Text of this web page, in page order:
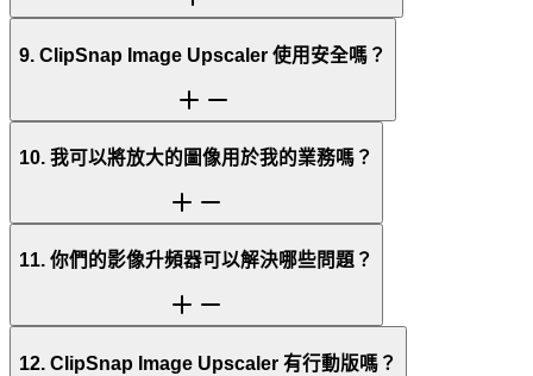
9. ClipSnap Image Upscaler 使用安全嗎？
10. 我可以將放大的圖像用於我的業務嗎？
11. 你們的影像升頻器可以解決哪些問題？
12. ClipSnap Image Upscaler 有行動版嗎？